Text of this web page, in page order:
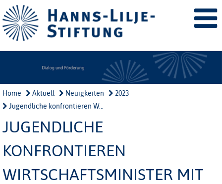
Home Aktuell Neuigkeiten
2023
Jugendliche konfrontieren W...
JUGENDLICHE
KONFRONTIEREN
WIRTSCHAFTSMINISTER MIT